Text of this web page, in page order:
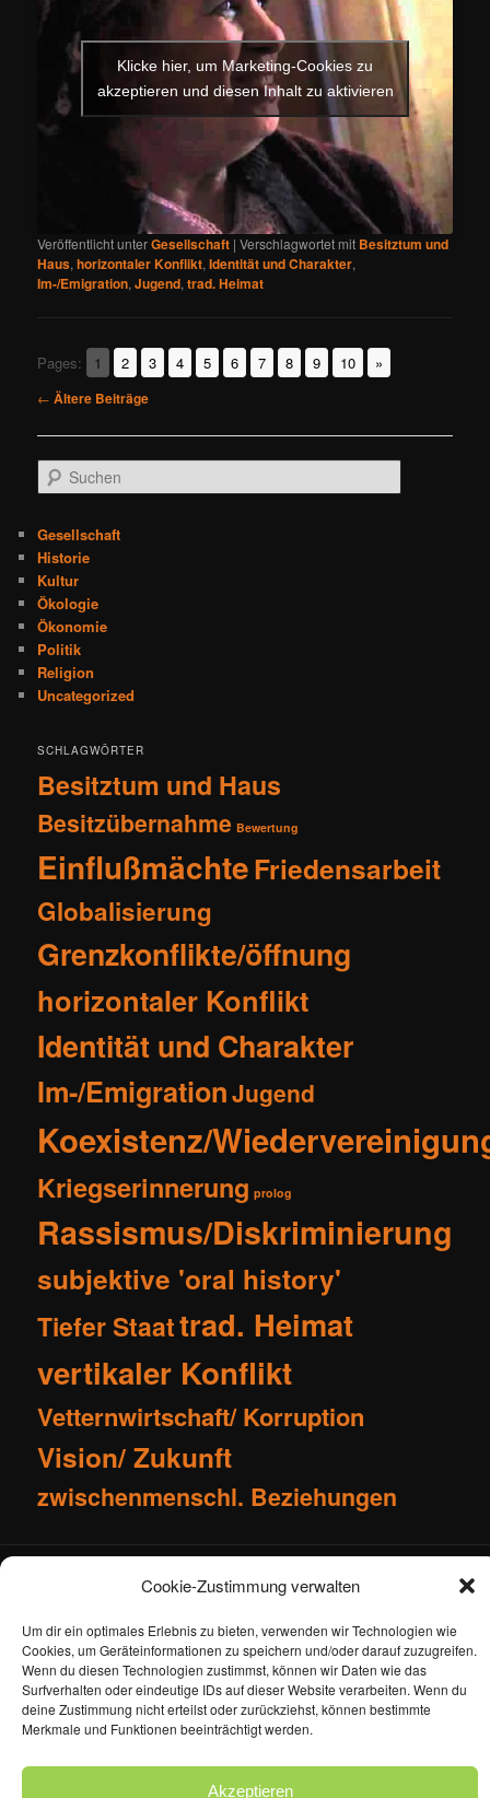
Cookie-Zustimmung verwalten
Um dir ein optimales Erlebnis zu bieten, verwenden wir Technologien wie
Cookies, um Geräteinformationen zu speichern und/oder darauf zuzugreifen.
Wenn du diesen Technologien zustimmst, können wir Daten wie das
Surfverhalten oder eindeutige IDs auf dieser Website verarbeiten. Wenn du
deine Zustimmung nicht erteilst oder zurückziehst, können bestimmte
Merkmale und Funktionen beeinträchtigt werden.
Akzeptieren
Klicke hier, um Marketing-Cookies zu
akzeptieren und diesen Inhalt zu aktivieren
Veröffentlicht unterGesellschaft |Verschlagwortet mit Besitztum und
Haus,horizontaler Konflikt,Identität und Charakter,
Im-/Emigration,Jugend,trad. Heimat
Pages: 1 2 3 4 5 6 7 8 9 10
»
Beitragsnavigation
← Ältere Beiträge
u
h
e
n
Gesellschaft
Historie
Kultur
Ökologie
Ökonomie
Politik
Religion
Uncategorized
SCHLAGWÖRTER
Besitztum und Haus
Besitzübernahme Bewertung
EinflußmächteFriedensarbeit
Globalisierung
Grenzkonflikte/öffnung
horizontaler Konflikt
Identität und Charakter
Im-/EmigrationJugend
Koexistenz/
Kriegserinnerung prolog
Rassismus/Diskriminierung
subjektive 'oral history'
Tiefer Staattrad. Heimat
vertikaler Konflikt
Vetternwirtschaft/ Korruption
Vision/ Zukunft
zwischenmenschl. Beziehungen
Impressum
Kontakt
Datenschutzerklärung
Datenschutzerklärung Stolz präsentiert von WordPress